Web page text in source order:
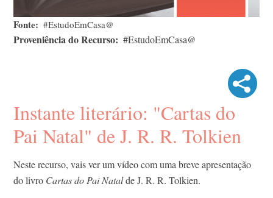
Fonte #EstudoEmCasa@
Proveniência do Recurso #EstudoEmCasa@
Instante literário: "Cartas do
Pai Natal" de J. R. R. Tolkien
Neste recurso, vais ver um vídeo com uma breve apresentação
do livro Cartas do Pai Natalde J. R. R. Tolkien.